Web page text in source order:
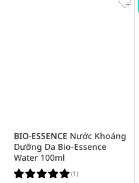
BIO-ESSENCE Nước Khoáng
Dưỡng Da Bio-Essence
Water 100ml
(1)